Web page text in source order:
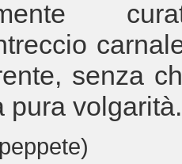
senza
pura